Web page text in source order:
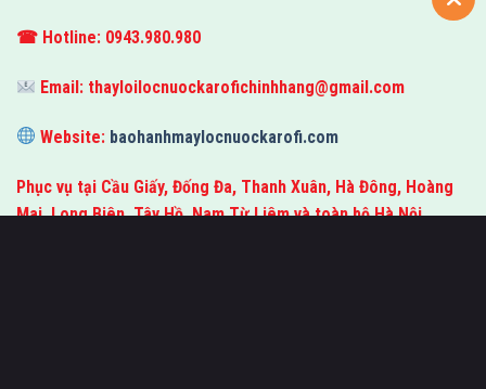
☎ Hotline: 0943.980.980
Email: thayloilocnuockarofichinhhang@gmail.com
Website: baohanhmaylocnuockarofi.com
Phục vụ tại Cầu Giấy, Đống Đa, Thanh Xuân, Hà Đông, Hoàng
Mai, Long Biên, Tây Hồ, Nam Từ Liêm và toàn bộ Hà Nội.